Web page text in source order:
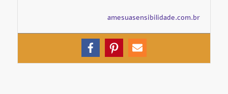
amesuasensibilidade.com.br